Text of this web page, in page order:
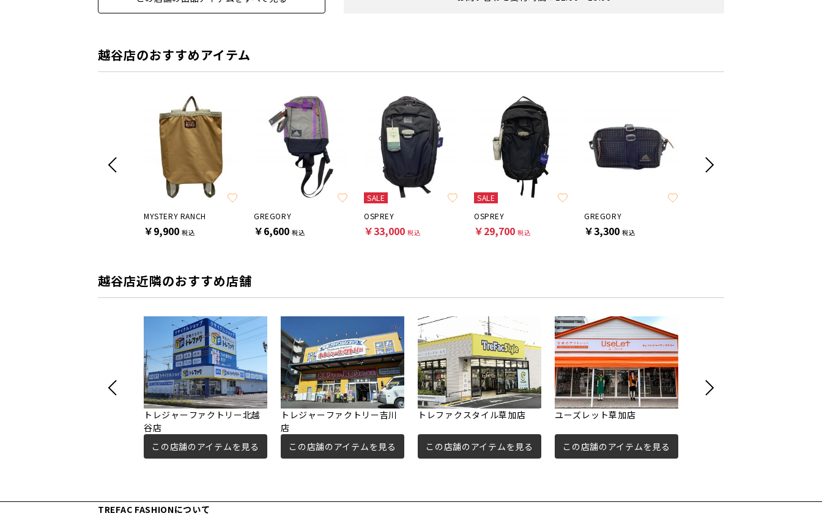
越谷店のおすすめアイテム
MYSTERY RANCH
￥9,900 税込
GREGORY
￥6,600 税込
SALE
OSPREY
￥33,000 税込
SALE
OSPREY
￥29,700 税込
GREGORY
￥3,300 税込
越谷店近隣のおすすめ店舗
トレジャーファクトリー北越
谷店
この店舗のアイテムを見る
トレジャーファクトリー吉川
店
この店舗のアイテムを見る
トレファクスタイル草加店
この店舗のアイテムを見る
ユーズレット草加店
この店舗のアイテムを見る
TREFAC FASHIONについて